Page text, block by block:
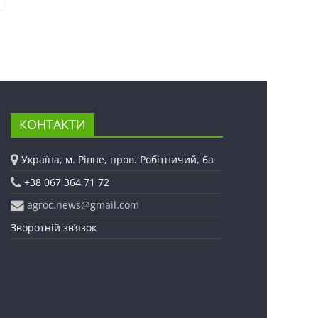
КОНТАКТИ
Україна, м. Рівне, пров. Робітничий, 6а
+38 067 364 71 72
agroc.news@gmail.com
Зворотній зв’язок